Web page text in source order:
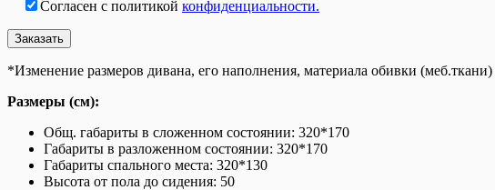
Согласен с политикой конфиденциальности.
*Изменение размеров дивана, его наполнения, материала обивки
Размеры (см):
Общ. габариты в сложенном состоянии: 320*170
Габариты в разложенном состоянии: 320*170
Габариты спального места: 320*130
Высота от пола до сидения: 50